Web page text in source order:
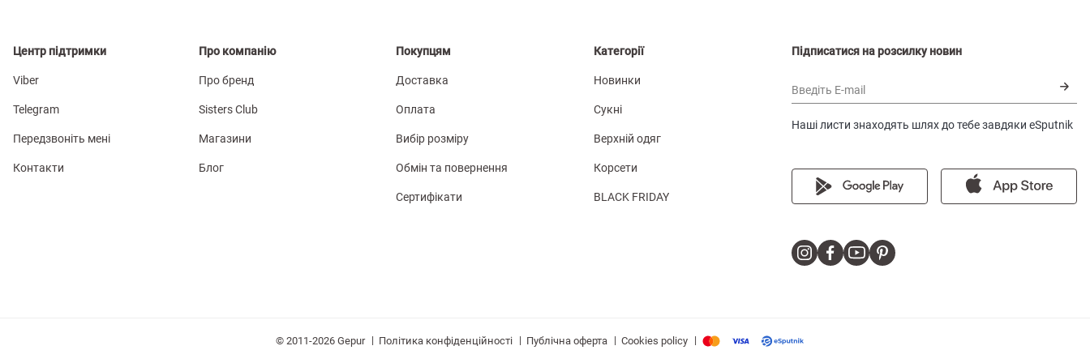
Центр підтримки
Viber
Telegram
Передзвоніть мені
Контакти
Про компанію
Про бренд
Sisters Club
Магазини
Блог
Покупцям
Доставка
Оплата
Вибір розміру
Обмін та повернення
Сертифікати
Категорії
Новинки
Сукні
Верхній одяг
Корсети
BLACK FRIDAY
Підписатися на розсилку новин
Введіть E-mail
Наші листи знаходять шлях до тебе завдяки eSputnik
© 2011-2026 Gepur | Політика конфіденційності | Публічна оферта | Cookies policy |